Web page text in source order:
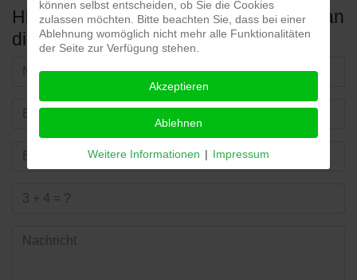
Hier kannst Du eine direkte Nachricht an
die Mitgliederverwaltung schicken
können selbst entscheiden, ob Sie die Cookies
zulassen möchten. Bitte beachten Sie, dass bei einer
Ablehnung womöglich nicht mehr alle Funktionalitäten
der Seite zur Verfügung stehen.
Akzeptieren
Ablehnen
Weitere Informationen | Impressum